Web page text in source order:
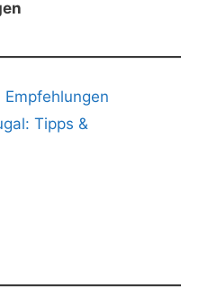
Tipps &